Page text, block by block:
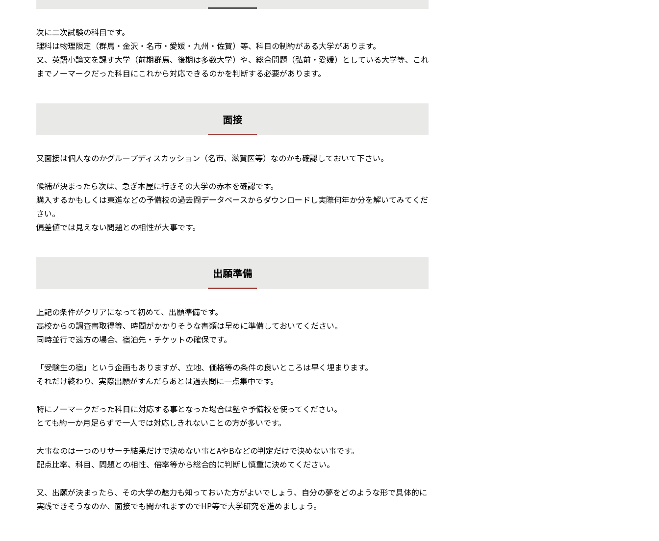
次に二次試験の科目です。
理科は物理限定（群馬・金沢・名市・愛媛・九州・佐賀）等、科目の制約がある大学があります。
又、英語小論文を課す大学（前期群馬、後期は多数大学）や、総合問題（弘前・愛媛）としている大学等、これ
までノーマークだった科目にこれから対応できるのかを判断する必要があります。
面接
又面接は個人なのかグループディスカッション（名市、滋賀医等）なのかも確認しておいて下さい。
候補が決まったら次は、急ぎ本屋に行きその大学の赤本を確認です。
購入するかもしくは東進などの予備校の過去問データベースからダウンロードし実際何年か分を解いてみてくだ
さい。
偏差値では見えない問題との相性が大事です。
出願準備
上記の条件がクリアになって初めて、出願準備です。
高校からの調査書取得等、時間がかかりそうな書類は早めに準備しておいてください。
同時並行で遠方の場合、宿泊先・チケットの確保です。
「受験生の宿」という企画もありますが、立地、価格等の条件の良いところは早く埋まります。
それだけ終わり、実際出願がすんだらあとは過去問に一点集中です。
特にノーマークだった科目に対応する事となった場合は塾や予備校を使ってください。
とても約一か月足らずで一人では対応しきれないことの方が多いです。
大事なのは一つのリサーチ結果だけで決めない事とAやBなどの判定だけで決めない事です。
配点比率、科目、問題との相性、倍率等から総合的に判断し慎重に決めてください。
又、出願が決まったら、その大学の魅力も知っておいた方がよいでしょう、自分の夢をどのような形で具体的に
実践できそうなのか、面接でも聞かれますのでHP等で大学研究を進めましょう。